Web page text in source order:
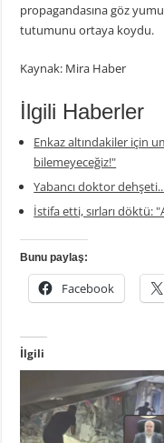
propagandasına göz
tutumunu ortaya koydu.
Kaynak: Mira Haber
İlgili Haberler
Enkaz altındakiler için
bilemeyeceğiz!"
Yabancı doktor
İstifa etti, sırları döktü:
Bunu paylaş:
Facebook
İlgili